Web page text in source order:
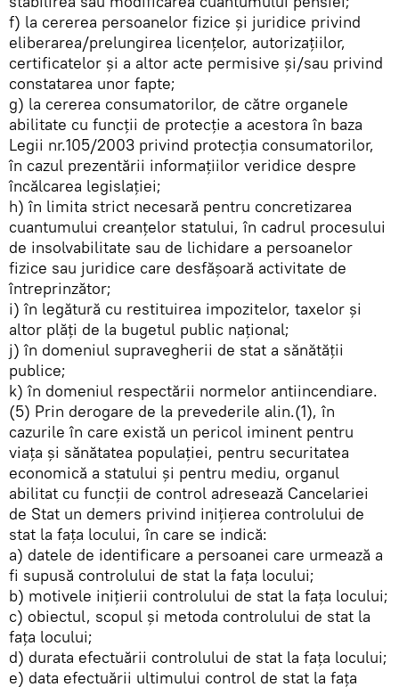
f) la cererea persoanelor fizice şi juridice privind
eliberarea/prelungirea licenţelor, autorizaţiilor,
certificatelor şi a altor acte permisive şi/sau privind
constatarea unor fapte;
g) la cererea consumatorilor, de către organele
abilitate cu funcţii de protecţie a acestora în baza
Legii nr.105/2003 privind protecţia consumatorilor,
în cazul prezentării informaţiilor veridice despre
încălcarea legislaţiei;
h) în limita strict necesară pentru concretizarea
cuantumului creanţelor statului, în cadrul procesului
de insolvabilitate sau de lichidare a persoanelor
fizice sau juridice care desfăşoară activitate de
întreprinzător;
i) în legătură cu restituirea impozitelor, taxelor şi
altor plăţi de la bugetul public naţional;
j) în domeniul supravegherii de stat a sănătăţii
publice;
k) în domeniul respectării normelor antiincendiare.
(5) Prin derogare de la prevederile alin.(1), în
cazurile în care există un pericol iminent pentru
viaţa şi sănătatea populaţiei, pentru securitatea
economică a statului şi pentru mediu, organul
abilitat cu funcţii de control adresează Cancelariei
de Stat un demers privind iniţierea controlului de
stat la faţa locului, în care se indică:
a) datele de identificare a persoanei care urmează a
fi supusă controlului de stat la faţa locului;
b) motivele iniţierii controlului de stat la faţa locului;
c) obiectul, scopul şi metoda controlului de stat la
faţa locului;
d) durata efectuării controlului de stat la faţa locului;
e) data efectuării ultimului control de stat la faţa